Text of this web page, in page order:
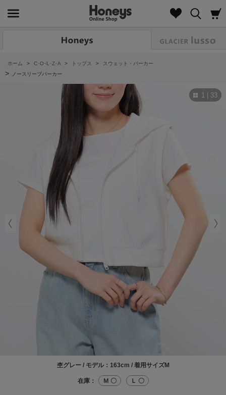
ホーム > C･O･L･Z･A > トップス > スウェット・パーカー
> ノースリーブパーカー
1 | 33
杢グレー / モデル：163cm / 着用サイズM
在庫： Ｍ 〇 Ｌ 〇